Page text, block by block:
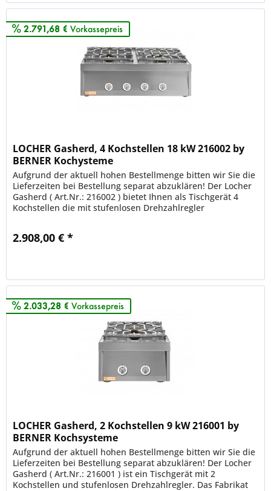
2.791,68 € Vorkassepreis
LOCHER Gasherd, 4 Kochstellen 18 kW 216002 by
BERNER Kochysteme
Aufgrund der aktuell hohen Bestellmenge bitten wir Sie die
Lieferzeiten bei Bestellung separat abzuklären! Der Locher
Gasherd ( Art.Nr.: 216002 ) bietet Ihnen als Tischgerät 4
Kochstellen die mit stufenlosen Drehzahlregler
2.908,00 € *
2.033,28 € Vorkassepreis
LOCHER Gasherd, 2 Kochstellen 9 kW 216001 by
BERNER Kochsysteme
Aufgrund der aktuell hohen Bestellmenge bitten wir Sie die
Lieferzeiten bei Bestellung separat abzuklären! Der Locher
Gasherd ( Art.Nr.: 216001 ) ist ein Tischgerät mit 2
Kochstellen und stufenlosen Drehzahlregler. Das Fabrikat